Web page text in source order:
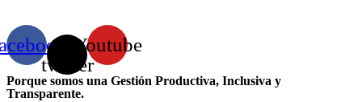
X-
twitter
Youtube
Porque somos una Gestión Productiva, Inclusiva y
Transparente.